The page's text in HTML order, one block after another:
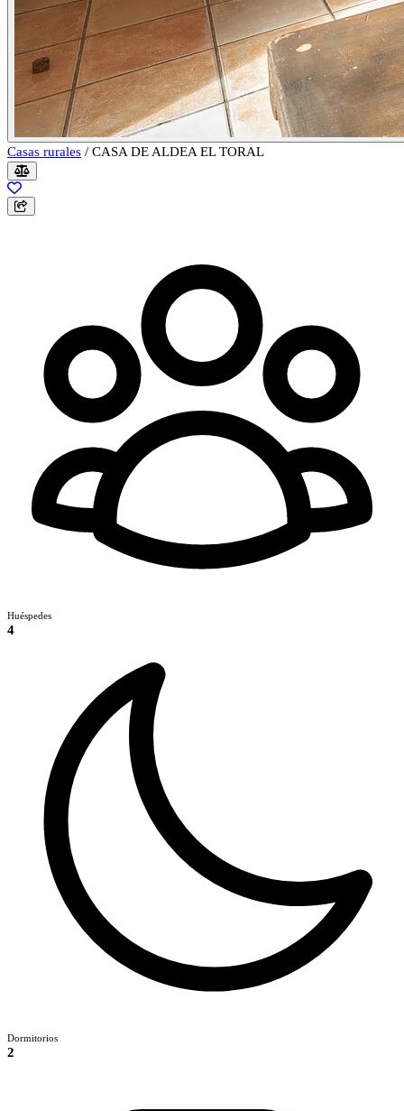
Casas rurales / CASA DE ALDEA EL TORAL
Huéspedes
4
Dormitorios
2